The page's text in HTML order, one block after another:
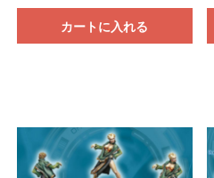
カートに入れる